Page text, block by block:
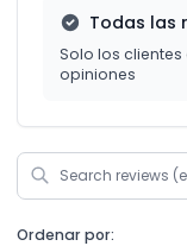
Todas las
Solo los
opiniones
Ordenar por: